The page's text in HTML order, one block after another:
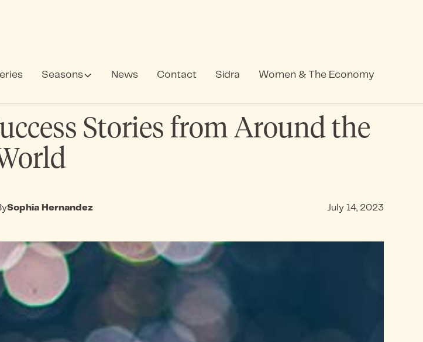
Seasons News Contact Sidra Women & The Economy
Stories from Around the
Sophia Hernandez July 14, 2023